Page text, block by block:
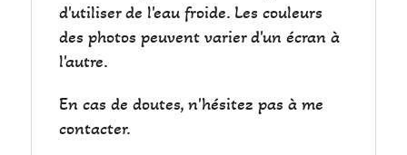
d'utiliser de l'eau froide. Les couleurs
des photos peuvent varier d'un écran à
l'autre.
En cas de doutes, n'hésitez pas à me
contacter.